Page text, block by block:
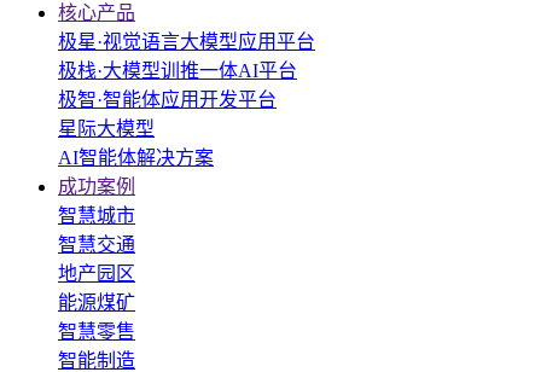
核心产品
极星·视觉语言大模型应用平台
极栈·大模型训推一体AI平台
极智·智能体应用开发平台
星际大模型
AI智能体解决方案
成功案例
智慧城市
智慧交通
地产园区
能源煤矿
智慧零售
智能制造